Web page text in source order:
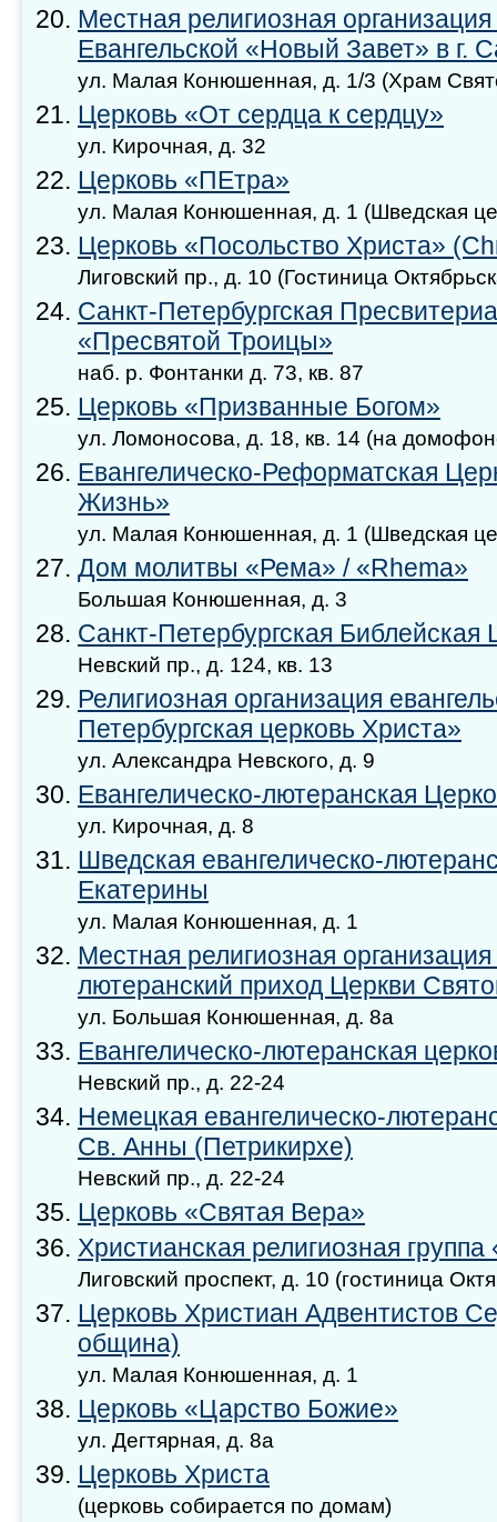
Местная религиозная
Евангельской «Новый Завет» в г.
ул. Малая Конюшенная, д. 1/3 (Храм
Церковь «От сердца к сердцу»
ул. Кирочная, д. 32
Церковь «ПЕтра»
ул. Малая Конюшенная, д. 1 (Шведская
Церковь «Посольство Христа»
Лиговский пр., д. 10 (Гостиница
Санкт-Петербургская
«Пресвятой Троицы»
наб. р. Фонтанки д. 73, кв. 87
Церковь «Призванные Богом»
ул. Ломоносова, д. 18, кв. 14 (на
Евангелическо-Реформатская
Жизнь»
ул. Малая Конюшенная, д. 1 (Шведская
Дом молитвы «Рема» / «Rhema»
Большая Конюшенная, д. 3
Санкт-Петербургская Библейская
Невский пр., д. 124, кв. 13
Религиозная организация
Петербургская церковь Христа»
ул. Александра Невского, д. 9
Евангелическо-лютеранская
ул. Кирочная, д. 8
Шведская евангелическо-
Екатерины
ул. Малая Конюшенная, д. 1
Местная религиозная
лютеранский приход Церкви
ул. Большая Конюшенная, д. 8а
Евангелическо-лютеранская
Невский пр., д. 22-24
Немецкая евангелическо-
Св. Анны (Петрикирхе)
Невский пр., д. 22-24
Церковь «Святая Вера»
Христианская религиозная
Лиговский проспект, д. 10 (гостиница
Церковь Христиан Адвентистов
община)
ул. Малая Конюшенная, д. 1
Церковь «Царство Божие»
ул. Дегтярная, д. 8а
Церковь Христа
(церковь собирается по домам)